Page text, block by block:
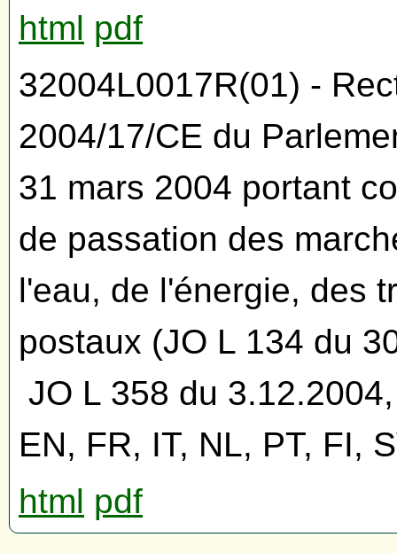
html pdf
32004L0017R(01) -
2004/17/CE du
31 mars 2004 portant
de passation des
l'eau, de l'énergie, des
postaux (JO L 134 du
JO L 358 du
EN, FR, IT, NL, PT, FI,
html pdf